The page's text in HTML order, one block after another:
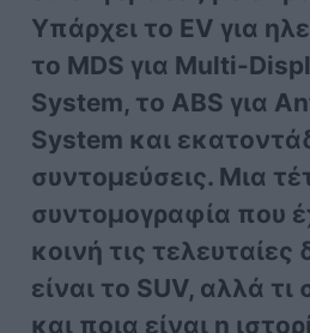
Υπάρχει το EV για
το MDS για Multi-
System, το ABS για
System και
συντομεύσεις. Μια
συντομογραφία που
κοινή τις τελευταίες
είναι το SUV, αλλά τι
και ποια είναι η